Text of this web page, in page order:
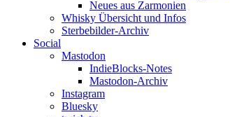
Neues aus Zarmonien
Whisky Übersicht und Infos
Sterbebilder-Archiv
Social
Mastodon
IndieBlocks-Notes
Mastodon-Archiv
Instagram
Bluesky